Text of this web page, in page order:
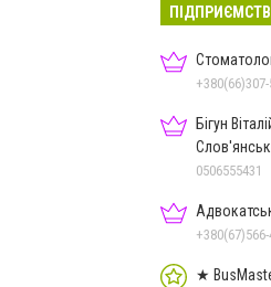
Бігун
Дон.обл.
0506555431
★